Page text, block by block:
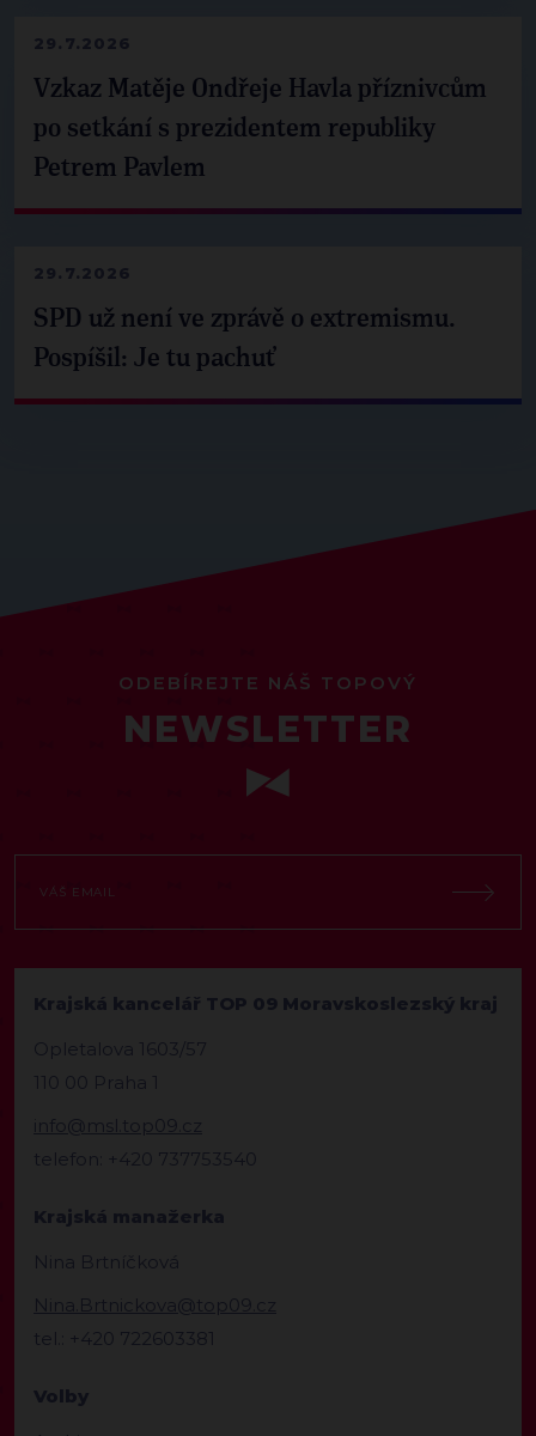
29.7.2026
Vzkaz Matěje Ondřeje Havla příznivcům
po setkání s prezidentem republiky
Petrem Pavlem
29.7.2026
SPD už není ve zprávě o extremismu.
Pospíšil: Je tu pachuť
ODEBÍREJTE NÁŠ TOPOVÝ
NEWSLETTER
Krajská kancelář TOP 09 Moravskoslezský kraj
Opletalova 1603/57
110 00 Praha 1
info@msl.top09.cz
telefon: +420 737753540
Krajská manažerka
Nina Brtníčková
Nina.Brtnickova@top09.cz
tel.: +420 722603381
Volby